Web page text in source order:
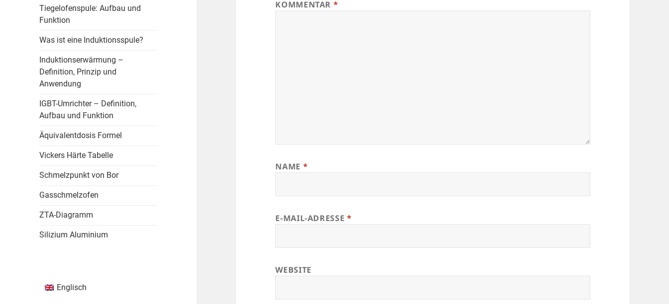
Tiegelofenspule: Aufbau und
Funktion
Was ist eine Induktionsspule?
Induktionserwärmung –
Definition, Prinzip und
Anwendung
IGBT-Umrichter – Definition,
Aufbau und Funktion
Äquivalentdosis Formel
Vickers Härte Tabelle
Schmelzpunkt von Bor
Gasschmelzofen
ZTA-Diagramm
Silizium Aluminium
Englisch
KOMMENTAR *
NAME *
E-MAIL-ADRESSE *
WEBSITE